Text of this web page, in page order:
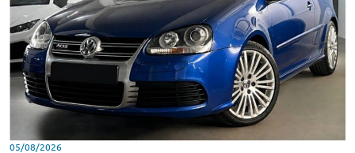
05/08/2026